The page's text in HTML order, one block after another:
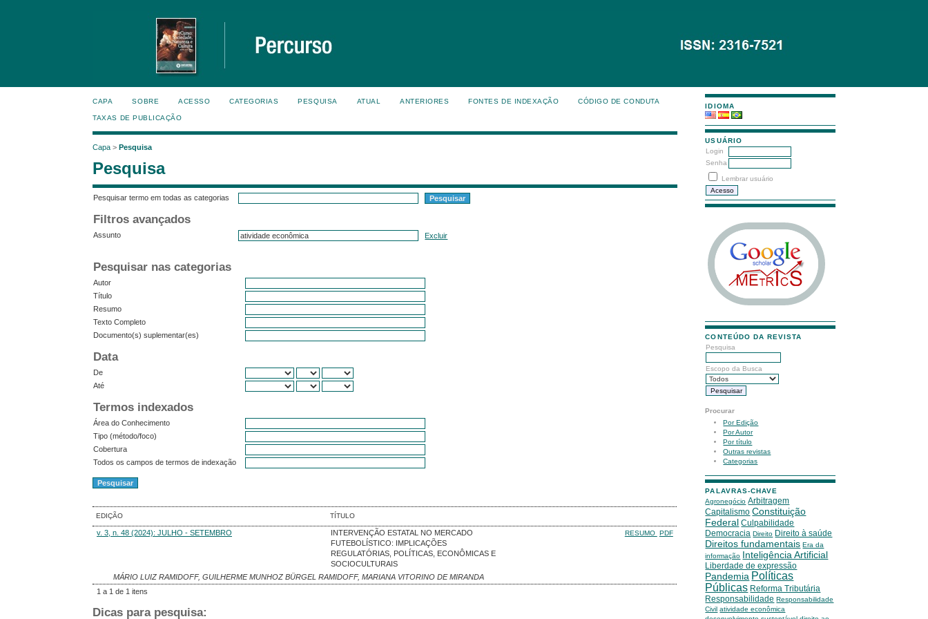
IDIOMA
USUÁRIO
Login
Senha
Lembrar usuário
CONTEÚDO DA REVISTA
Pesquisa
Escopo da Busca
Procurar
Por Edição
Por Autor
Por título
Outras revistas
Categorias
PALAVRAS-CHAVE
Agronegócio Arbitragem
Capitalismo Constituição
Federal Culpabilidade
Democracia Direito Direito à saúde
Direitos fundamentais Era da
informação Inteligência Artificial
Liberdade de expressão
Pandemia Políticas
Públicas Reforma Tributária
Responsabilidade Responsabilidade
Civil atividade econômica
CAPA SOBRE ACESSO CATEGORIAS PESQUISA ATUAL ANTERIORES FONTES DE INDEXAÇÃO CÓDIGO DE CONDUTA
TAXAS DE PUBLICAÇÃO
Capa >Pesquisa
Pesquisa
Pesquisar termo em todas as categorias
Filtros avançados
Assunto Excluir
Pesquisar nas categorias
Autor
Título
Resumo
Texto Completo
Documento(s) suplementar(es)
Data
De
Até
Termos indexados
Área do Conhecimento
Tipo (método/foco)
Cobertura
Todos os campos de termos de indexação
EDIÇÃO TÍTULO
v. 3, n. 48 (2024): JULHO - SETEMBRO
INTERVENÇÃO ESTATAL NO MERCADO
FUTEBOLÍSTICO: IMPLICAÇÕES
REGULATÓRIAS, POLÍTICAS, ECONÔMICAS E
SOCIOCULTURAIS
RESUMO PDF
MÁRIO LUIZ RAMIDOFF, GUILHERME MUNHOZ BÜRGEL RAMIDOFF, MARIANA VITORINO DE MIRANDA
1 a 1 de 1 itens
Dicas para pesquisa: